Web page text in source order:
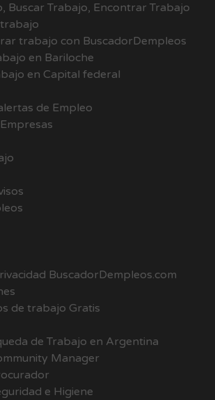
Buscar Trabajo, Encontrar Trabajo
trabajo con BuscadorDempleos
en Bariloche
en Capital federal
de Empleo
BuscadorDempleos.com
de trabajo Gratis
de Trabajo en Argentina
Manager
e Higiene